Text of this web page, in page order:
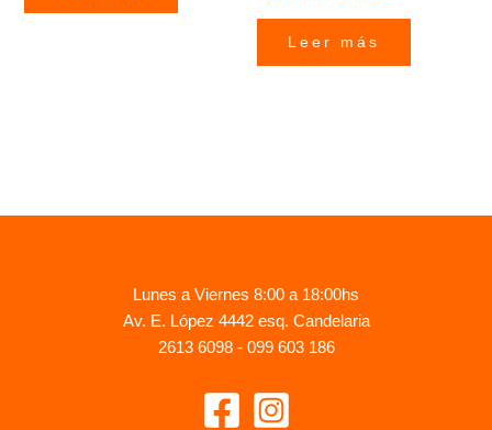
Leer más
Lunes a Viernes 8:00 a 18:00hs
Av. E. López 4442 esq. Candelaria
2613 6098 - 099 603 186